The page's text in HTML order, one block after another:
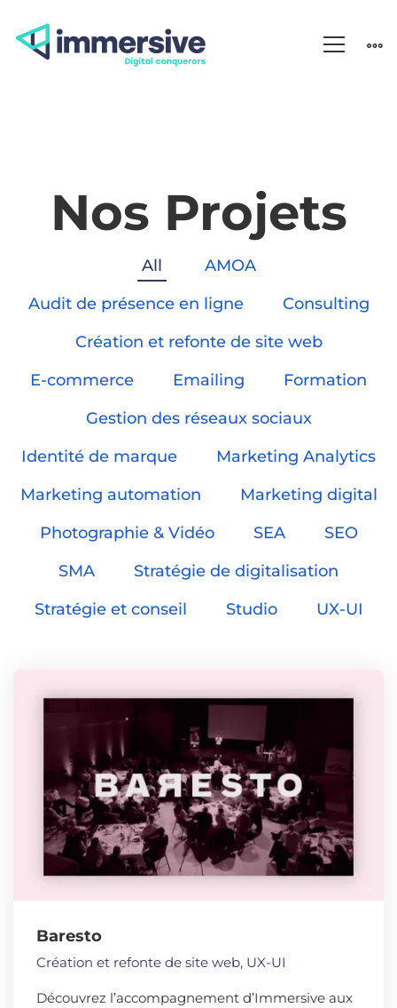
Projets
Nos Projets
All
AMOA
Audit de présence en ligne
Consulting
Création et refonte de site web
E-commerce
Emailing
Formation
Gestion des réseaux sociaux
Identité de marque
Marketing Analytics
Marketing automation
Marketing digital
Photographie & Vidéo
SEA
SEO
SMA
Stratégie de digitalisation
Stratégie et conseil
Studio UX-UI
Baresto
Création et refonte de site web, UX-UI
Découvrez l’accompagnement d’Immersive aux